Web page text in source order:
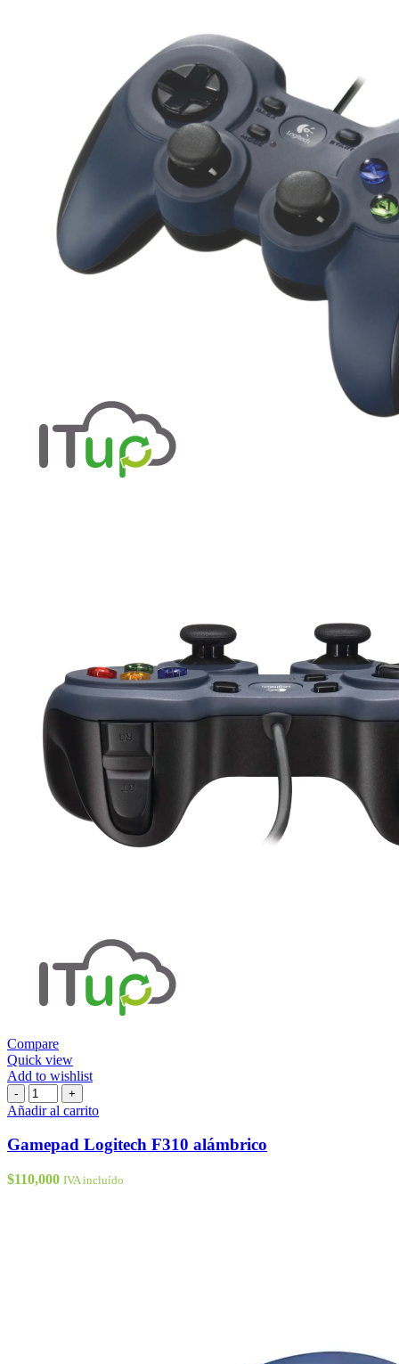
Compare
Quick view
Add to wishlist
-
Gamepad
Logitech
alámbrico
cantidad
+
Añadir al carrito
Gamepad Logitech F310 alámbrico
$110,000 IVA incluído